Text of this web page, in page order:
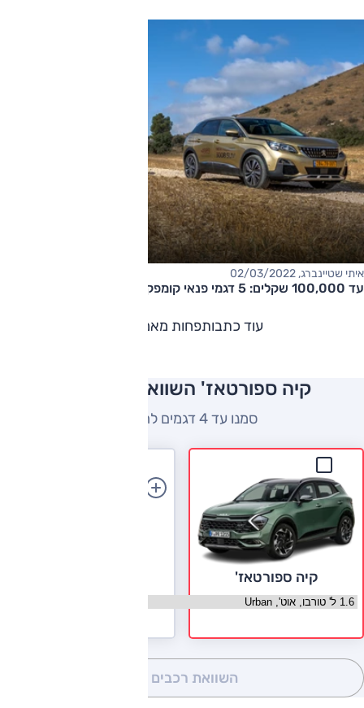
איתי שטיינברג, 02/03/2022
עד 100,000 שקלים: 5 דגמי פנאי קומפקטיים מומלצים
עוד כתבותפחות מאמרים
קיה ספורטאז' השוואה למתחרים
סמנו עד 4 דגמים להשוואה
קיה ספורטאז'
בחר גרסה קיה ספורטאז'
השוואת רכבים